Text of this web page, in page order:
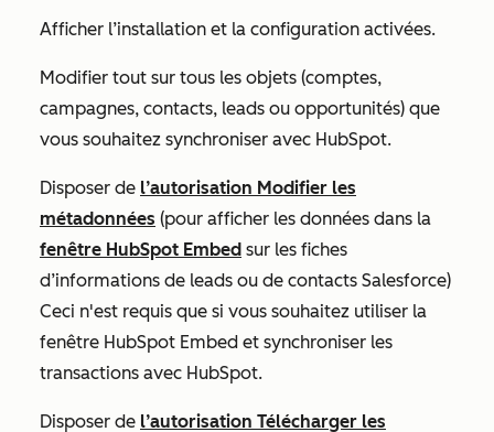
Afficher l’installation et la configuration activées.
Modifier tout sur tous les objets (comptes,
campagnes, contacts, leads ou opportunités) que
vous souhaitez synchroniser avec HubSpot.
Disposer de l’autorisation Modifier les
métadonnées (pour afficher les données dans la
fenêtre HubSpot Embed sur les fiches
d’informations de leads ou de contacts Salesforce)
Ceci n'est requis que si vous souhaitez utiliser la
fenêtre HubSpot Embed et synchroniser les
transactions avec HubSpot.
Disposer de l’autorisation Télécharger les